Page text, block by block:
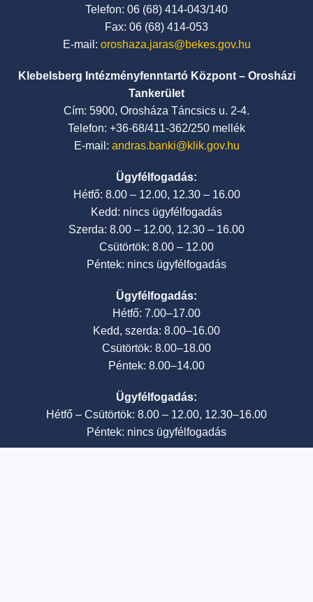
Telefon: 06 (68) 414-043/140
Fax: 06 (68) 414-053
E-mail: oroshaza.jaras@bekes.gov.hu
Klebelsberg Intézményfenntartó Központ – Orosházi
Tankerület
Cím: 5900, Orosháza Táncsics u. 2-4.
Telefon: +36-68/411-362/250 mellék
E-mail: andras.banki@klik.gov.hu
Ügyfélfogadás:
Hétfő: 8.00 – 12.00, 12.30 – 16.00
Kedd: nincs ügyfélfogadás
Szerda: 8.00 – 12.00, 12.30 – 16.00
Csütörtök: 8.00 – 12.00
Péntek: nincs ügyfélfogadás
Ügyfélfogadás:
Hétfő: 7.00–17.00
Kedd, szerda: 8.00–16.00
Csütörtök: 8.00–18.00
Péntek: 8.00–14.00
Ügyfélfogadás:
Hétfő – Csütörtök: 8.00 – 12.00, 12.30–16.00
Péntek: nincs ügyfélfogadás